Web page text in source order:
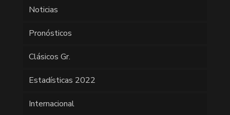
Noticias
Pronósticos
Clásicos Gr.
Estadísticas 2022
Internacional